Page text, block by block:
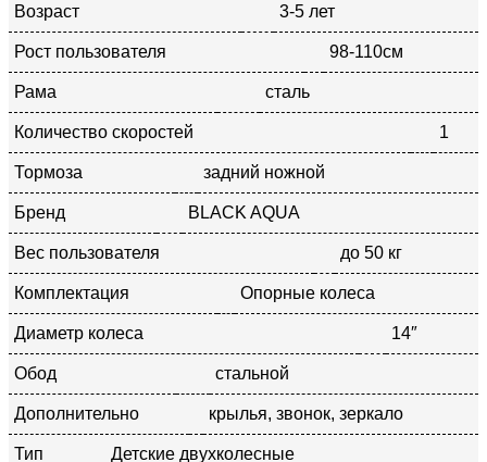
Возраст 3-5 лет
Рост пользователя 98-110см
Рама сталь
Количество скоростей 1
Тормоза задний ножной
Бренд BLACK AQUA
Вес пользователя до 50 кг
Комплектация Опорные колеса
Диаметр колеса 14″
Обод стальной
Дополнительно крылья, звонок, зеркало
Тип Детские двухколесные